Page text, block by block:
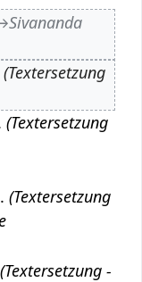
Sivananda
Textersetzung
Textersetzung
Textersetzung
Textersetzung -